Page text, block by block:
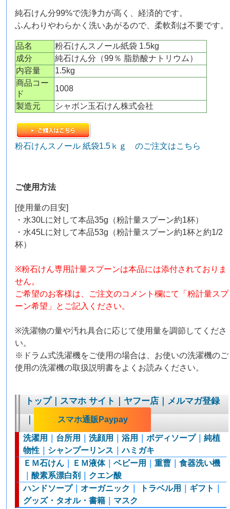
純石けん分99%で洗浄力が高く、経済的です。
ふんわりやわらかく洗いあがるので、柔軟剤は不要です。
品名
粉石けんスノール紙袋 1.5kg
成分
純石けん分（99％ 脂肪酸ナトリウム）
内容量
1.5kg
商品コー
ド
1008
製造元
シャボン玉石けん株式会社
粉石けんスノール 紙袋1.5ｋｇ のご注文はこちら
ご使用方法
[使用量の目安]
・水30Lに対して本品35g（粉計量スプーン約1杯）
・水45Lに対して本品53g（粉計量スプーン約1杯と約1/2
杯）
※粉石けん専用計量スプーンは本品には添付されておりま
せん。
ご希望のお客様は、ご注文のコメント欄にて「粉計量スプ
ーン希望」とご記入ください。
※洗濯物の量や汚れ具合に応じて使用量を調節してくださ
い。
※ドラム式洗濯機をご使用の場合は、お使いの洗濯機のご
使用の洗濯機の取扱説明書をよくお読みください。
トップ｜スマホ サイト｜ヤフー店｜メルマガ登録
｜
スマホ通販Paypay
洗濯用 台所用 ｜洗顔用 ｜浴用 ｜ボディソープ｜純植
物性
シャンプーリンス ｜ハミガキ
ＥＭ石けん
ＥＭ液体｜ベビー用 ｜重曹 ｜食器洗い機
｜酸素系漂白剤
クエン酸
ハンドソープ｜オーガニック トラベル用 ギフト
グッズ・タオル・書籍
マスク